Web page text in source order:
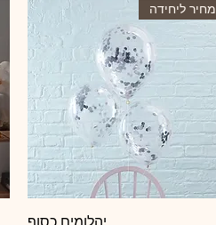
תצוגה מהירה
מחיר ליחידה